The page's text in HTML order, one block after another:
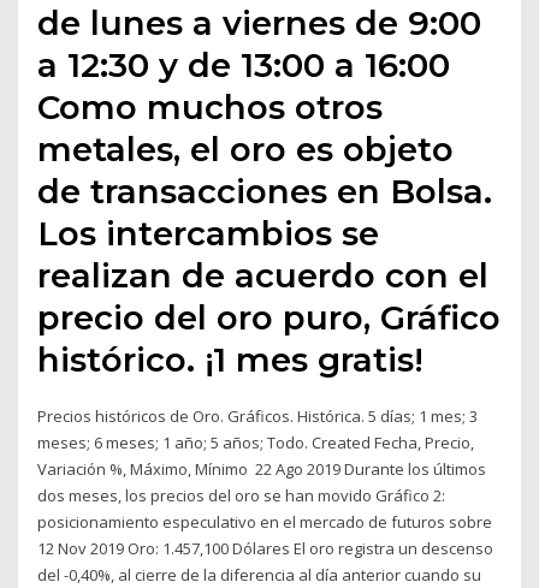
de lunes a viernes de 9:00
a 12:30 y de 13:00 a 16:00
Como muchos otros
metales, el oro es objeto
de transacciones en Bolsa.
Los intercambios se
realizan de acuerdo con el
precio del oro puro, Gráfico
histórico. ¡1 mes gratis!
Precios históricos de Oro. Gráficos. Histórica. 5 días; 1 mes; 3
meses; 6 meses; 1 año; 5 años; Todo. Created Fecha, Precio,
Variación %, Máximo, Mínimo 22 Ago 2019 Durante los últimos
dos meses, los precios del oro se han movido Gráfico 2:
posicionamiento especulativo en el mercado de futuros sobre
12 Nov 2019 Oro: 1.457,100 Dólares El oro registra un descenso
del -0,40%, al cierre de la diferencia al día anterior cuando su